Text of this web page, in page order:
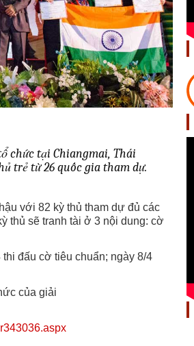
chức tại Chiangmai, Thái
trẻ từ 26 quốc gia tham dự.
với 82 kỳ thủ tham dự đủ các
thủ sẽ tranh tài ở 3 nội dung: cờ
đấu cờ tiêu chuẩn; ngày 8/4
của giải